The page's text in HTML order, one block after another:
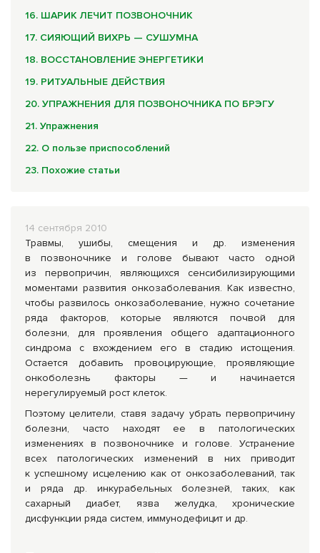
14 сентября 2010
Травмы, ушибы, смещения и др. изменения
в позвоночнике и голове бывают часто одной
из первопричин, являющихся сенсибилизирующими
моментами развития онкозаболевания. Как известно,
чтобы развилось онкозаболевание, нужно сочетание
ряда факторов, которые являются почвой для
болезни, для проявления общего адаптационного
синдрома с вхождением его в стадию истощения.
Остается добавить провоцирующие, проявляющие
онкоболезнь факторы — и начинается
нерегулируемый рост клеток.
Поэтому целители, ставя задачу убрать первопричину
болезни, чаcто находят ее в патологических
изменениях в позвоночнике и голове. Устранение
всех патологических изменений в них приводит
к успешному исцелению как от онкозаболеваний, так
и ряда др. инкурабельных болезней, таких, как
сахарный диабет, язва желудка, хронические
дисфункции ряда систем, иммунодефицит и др.
16. ШАРИК ЛЕЧИТ ПОЗВОНОЧНИК
17. СИЯЮЩИЙ ВИХРЬ — СУШУМНА
18. ВОССТАНОВЛЕНИЕ ЭНЕРГЕТИКИ
19. РИТУАЛЬНЫЕ ДЕЙСТВИЯ
20. УПРАЖНЕНИЯ ДЛЯ ПОЗВОНОЧНИКА ПО БРЭГУ
21. Упражнения
22. О пользе приспособлений
23. Похожие статьи